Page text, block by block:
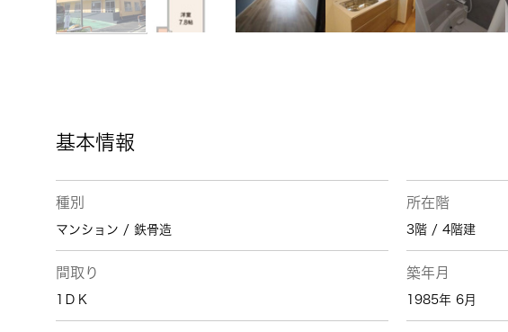
基本情報
種別
マンション / 鉄骨造
所在階
3階 / 4階建
間取り
1ＤＫ
築年月
1985年 6月